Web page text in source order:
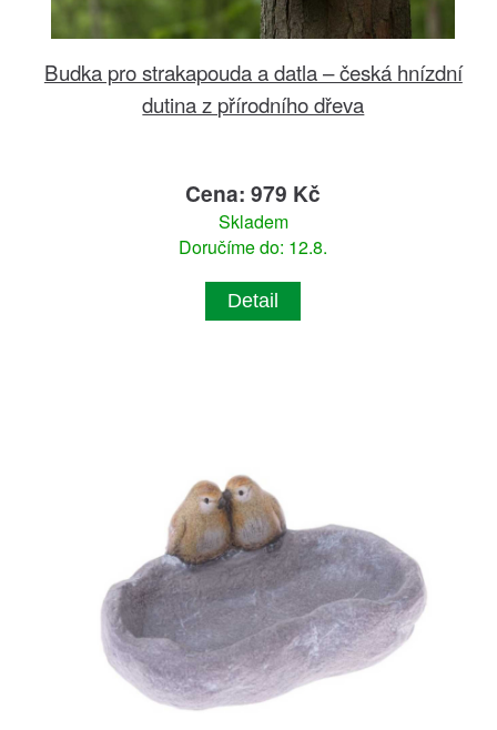
Budka pro strakapouda a datla – česká hnízdní
dutina z přírodního dřeva
Cena: 979 Kč
Skladem
Doručíme do: 12.8.
Detail